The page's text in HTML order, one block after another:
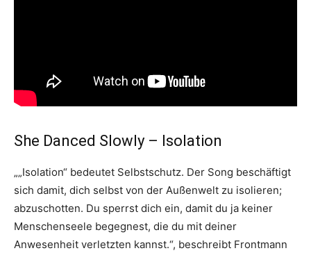
She Danced Slowly – Isolation
„„Isolation“ bedeutet Selbstschutz. Der Song beschäftigt
sich damit, dich selbst von der Außenwelt zu isolieren;
abzuschotten. Du sperrst dich ein, damit du ja keiner
Menschenseele begegnest, die du mit deiner
Anwesenheit verletzten kannst.“, beschreibt Frontmann